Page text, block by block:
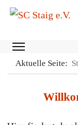
Aktuelle Seite: